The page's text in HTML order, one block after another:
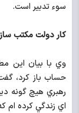
سوء تدبير است.
كار دولت مكتب
وي با بيان اين
حساب باز كرد،
اي زندگي كرده ام